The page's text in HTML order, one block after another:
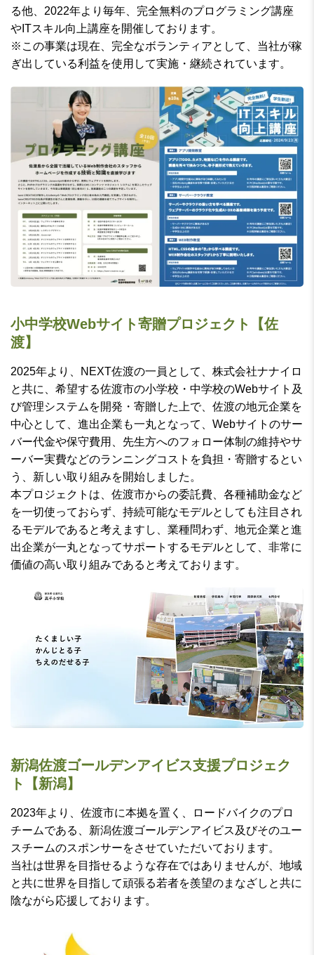
る他、2022年より毎年、完全無料のプログラミング講座
やITスキル向上講座を開催しております。
※この事業は現在、完全なボランティアとして、当社が稼
ぎ出している利益を使用して実施・継続されています。
小中学校Webサイト寄贈プロジェクト【佐
渡】
2025年より、NEXT佐渡の一員として、株式会社ナナイロ
と共に、希望する佐渡市の小学校・中学校のWebサイト及
び管理システムを開発・寄贈した上で、佐渡の地元企業を
中心として、進出企業も一丸となって、Webサイトのサー
バー代金や保守費用、先生方へのフォロー体制の維持やサ
ーバー実費などのランニングコストを負担・寄贈するとい
う、新しい取り組みを開始しました。
本プロジェクトは、佐渡市からの委託費、各種補助金など
を一切使っておらず、持続可能なモデルとしても注目され
るモデルであると考えますし、業種問わず、地元企業と進
出企業が一丸となってサポートするモデルとして、非常に
価値の高い取り組みであると考えております。
新潟佐渡ゴールデンアイビス支援プロジェク
ト【新潟】
2023年より、佐渡市に本拠を置く、ロードバイクのプロ
チームである、新潟佐渡ゴールデンアイビス及びそのユー
スチームのスポンサーをさせていただいております。
当社は世界を目指せるような存在ではありませんが、地域
と共に世界を目指して頑張る若者を羨望のまなざしと共に
陰ながら応援しております。